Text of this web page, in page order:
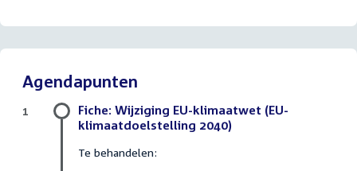
Agendapunten
Fiche: Wijziging EU-klimaatwet (EU-
klimaatdoelstelling 2040)
Te behandelen:
1